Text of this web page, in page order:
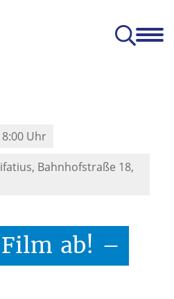
Uhr
Bahnhofstraße 18,
Film ab! –